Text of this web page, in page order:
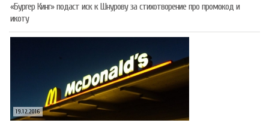
«Бургер Кинг» подаст иск к Шнурову за стихотворение про промокод и
икоту
19.12.2016